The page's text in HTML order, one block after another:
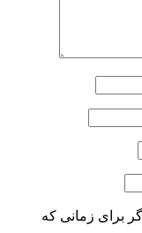
برای زمانی که